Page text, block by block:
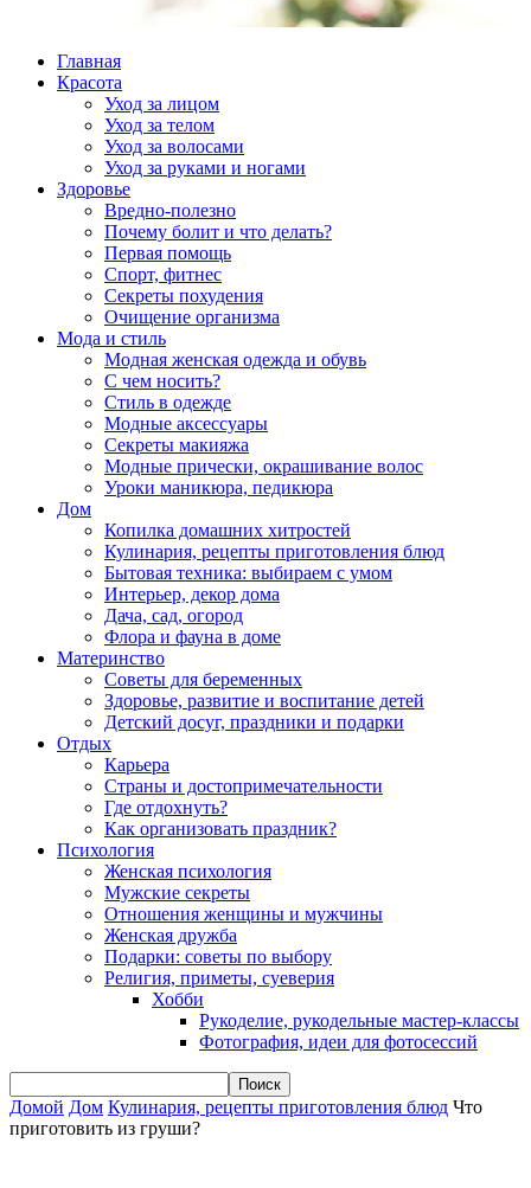
Главная
Красота
Уход за лицом
Уход за телом
Уход за волосами
Уход за руками и ногами
Здоровье
Вредно-полезно
Почему болит и что делать?
Первая помощь
Спорт, фитнес
Секреты похудения
Очищение организма
Мода и стиль
Модная женская одежда и обувь
С чем носить?
Стиль в одежде
Модные аксессуары
Секреты макияжа
Модные прически, окрашивание волос
Уроки маникюра, педикюра
Дом
Копилка домашних хитростей
Кулинария, рецепты приготовления блюд
Бытовая техника: выбираем с умом
Интерьер, декор дома
Дача, сад, огород
Флора и фауна в доме
Материнство
Советы для беременных
Здоровье, развитие и воспитание детей
Детский досуг, праздники и подарки
Отдых
Карьера
Страны и достопримечательности
Где отдохнуть?
Как организовать праздник?
Психология
Женская психология
Мужские секреты
Отношения женщины и мужчины
Женская дружба
Подарки: советы по выбору
Религия, приметы, суеверия
Хобби
Рукоделие, рукодельные мастер-классы
Фотография, идеи для фотосессий
Домой Дом Кулинария, рецепты приготовления блюд Что
приготовить из груши?